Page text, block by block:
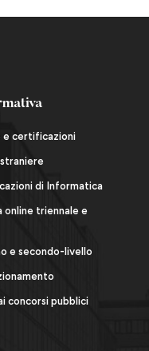
e certificazioni
di Informatica
online triennale e
e secondo-livello
concorsi pubblici